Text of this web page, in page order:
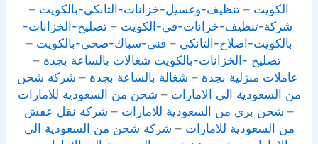
الكويت – تنظيف-وغسيل-خزانات-التانكي-بالكويت –
شركة-تنظيف-خزانات-فى-الكويت –تصليح-الخزانات-
بالكويت-اصلاح-التانكي – فنى-سباك-صحى-بالكويت –
تصليح -الخزانات-بالكويت شغالات بالساعة بجدة –
عاملات منزلية بجدة – شغالة بالساعة بجدة – شركة شحن
من السعودية الي الامارات – شحن من السعودية للامارات
– شحن بري من السعودية للامارات – شركة نقل عفش
من السعودية للامارات – شركة شحن من السعودية الي